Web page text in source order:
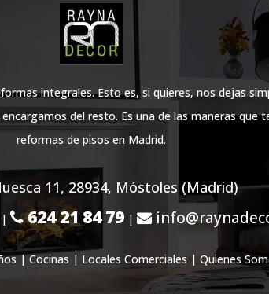
integrales. Esto es, si quieres, nos dejas
del resto. Es una de las maneras que
reformas de pisos en Madrid.
11, 28934, Móstoles (Madrid)
624 21 84 79|
|Cocinas | Locales Comerciales | Quienes